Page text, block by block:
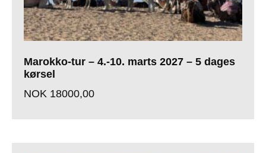
Marokko-tur – 4.-10. marts 2027 – 5 dages
kørsel
NOK 18000,00